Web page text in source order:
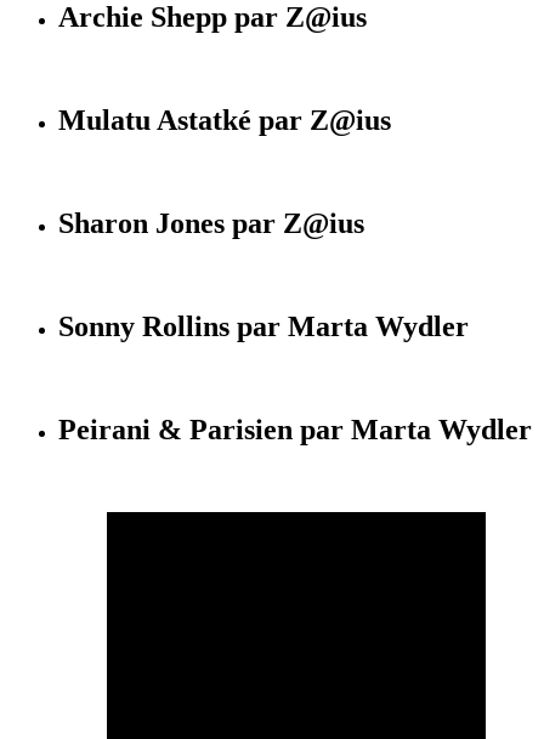
Archie Shepp par Z@ius
Mulatu Astatké par Z@ius
Sharon Jones par Z@ius
Sonny Rollins par Marta Wydler
Peirani & Parisien par Marta Wydler